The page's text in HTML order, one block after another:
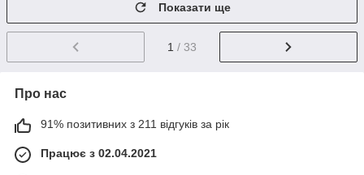
Показати ще
1 / 33
Про нас
91% позитивних з 211 відгуків за рік
Працює з 02.04.2021